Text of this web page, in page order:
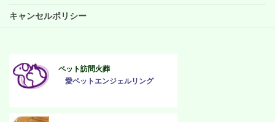
キャンセルポリシー
ペット訪問火葬
愛ペットエンジェルリング